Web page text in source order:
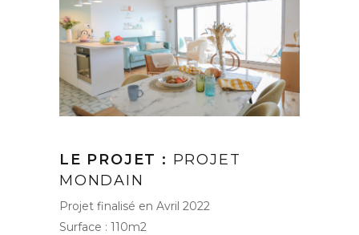
LE PROJET : PROJET
MONDAIN
Projet finalisé en Avril 2022
Surface : 110m2